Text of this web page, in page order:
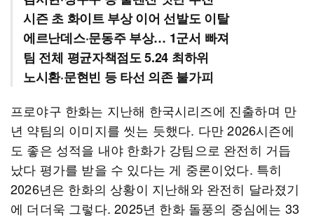
시즌 초 화이트 부상 이어 선발도 이탈
에르난데스·문동주 부상… 1군서 빠져
팀 전체 평균자책점도 5.24 최하위
노시환·문현빈 등 타선 의존 불가피
프로야구 한화는 지난해 한국시리즈에 진출하며 만
년 약팀의 이미지를 씻는 듯했다. 다만 2026시즌에
도 좋은 성적을 내야 한화가 강팀으로 완전히 거듭
났다 평가를 받을 수 있다는 게 중론이었다. 특히
2026년은 한화의 상황이 지난해와 완전히 달라졌기
에 더더욱 그렇다. 2025년 한화 돌풍의 중심에는 33